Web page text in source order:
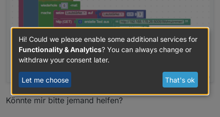
Könnte mir bitte jemand helfen?
Hi! Could we please enable some additional services for
Functionality & Analytics? You can always change or
withdraw your consent later.
Let me choose That's ok